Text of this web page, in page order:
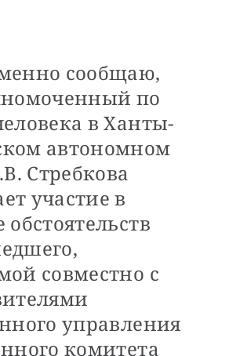
сообщаю,
по
в Ханты-
автономном
Стребкова
участие в
совместно с
управления
комитета